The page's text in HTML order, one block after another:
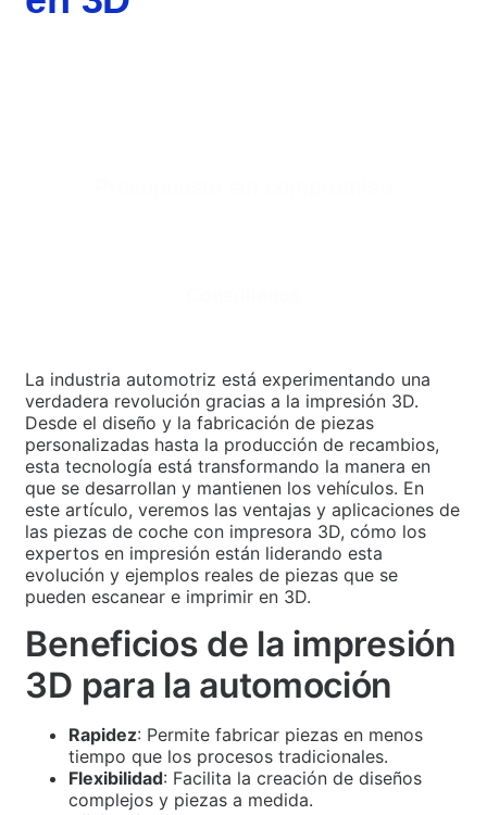
La industria automotriz está experimentando una
verdadera revolución gracias a la impresión 3D.
Desde el diseño y la fabricación de piezas
personalizadas hasta la producción de recambios,
esta tecnología está transformando la manera en
que se desarrollan y mantienen los vehículos. En
este artículo, veremos las ventajas y aplicaciones de
las piezas de coche con impresora 3D, cómo los
expertos en impresión están liderando esta
evolución y ejemplos reales de piezas que se
pueden escanear e imprimir en 3D.
Beneficios de la impresión
3D para la automoción
Rapidez: Permite fabricar piezas en menos
tiempo que los procesos tradicionales.
Flexibilidad: Facilita la creación de diseños
complejos y piezas a medida.